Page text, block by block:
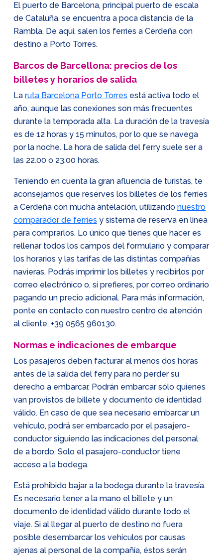
El puerto de Barcelona, principal puerto de escala
de Cataluña, se encuentra a poca distancia de la
Rambla. De aquí, salen los ferries a Cerdeña con
destino a Porto Torres.
Barcos de Barcellona: precios de los
billetes y horarios de salida
La ruta Barcelona Porto Torres está activa todo el
año, aunque las conexiones son más frecuentes
durante la temporada alta. La duración de la travesía
es de 12 horas y 15 minutos, por lo que se navega
por la noche. La hora de salida del ferry suele ser a
las 22.00 o 23.00 horas.
Teniendo en cuenta la gran afluencia de turistas, te
aconsejamos que reserves los billetes de los ferries
a Cerdeña con mucha antelación, utilizando nuestro
comparador de ferries y sistema de reserva en línea
para comprarlos. Lo único que tienes que hacer es
rellenar todos los campos del formulario y comparar
los horarios y las tarifas de las distintas compañías
navieras. Podrás imprimir los billetes y recibirlos por
correo electrónico o, si prefieres, por correo ordinario
pagando un precio adicional. Para más información,
ponte en contacto con nuestro centro de atención
al cliente, +39 0565 960130.
Normas e indicaciones de embarque
Los pasajeros deben facturar al menos dos horas
antes de la salida del ferry para no perder su
derecho a embarcar. Podrán embarcar sólo quienes
van provistos de billete y documento de identidad
válido. En caso de que sea necesario embarcar un
vehículo, podrá ser embarcado por el pasajero-
conductor siguiendo las indicaciones del personal
de a bordo. Solo el pasajero-conductor tiene
acceso a la bodega.
Está prohibido bajar a la bodega durante la travesía.
Es necesario tener a la mano el billete y un
documento de identidad válido durante todo el
viaje. Si al llegar al puerto de destino no fuera
posible desembarcar los vehículos por causas
ajenas al personal de la compañía, éstos serán